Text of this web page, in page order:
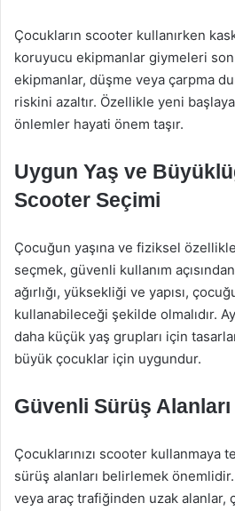
Çocukların scooter kullanırken
koruyucu ekipmanlar giymeleri
ekipmanlar, düşme veya çarpma
riskini azaltır. Özellikle yeni
önlemler hayati önem taşır.
Uygun Yaş ve
Scooter Seçimi
Çocuğun yaşına ve fiziksel
seçmek, güvenli kullanım
ağırlığı, yüksekliği ve yapısı,
kullanabileceği şekilde olmalıdır.
daha küçük yaş grupları için
büyük çocuklar için uygundur.
Güvenli Sürüş
Çocuklarınızı scooter kullanmaya
sürüş alanları belirlemek
veya araç trafiğinden uzak alanlar,